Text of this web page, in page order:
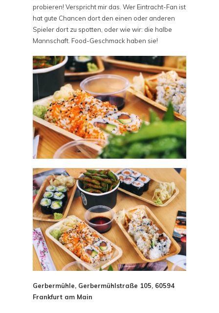
probieren! Verspricht mir das. Wer Eintracht-Fan ist
hat gute Chancen dort den einen oder anderen
Spieler dort zu spotten, oder wie wir: die halbe
Mannschaft. Food-Geschmack haben sie!
Gerbermühle, Gerbermühlstraße 105, 60594
Frankfurt am Main